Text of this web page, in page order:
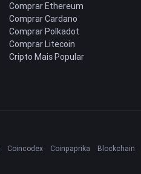
Comprar Ethereum
Comprar Cardano
Comprar Polkadot
Comprar Litecoin
Cripto Mais Popular
Coincodex Coinpaprika Blockchain